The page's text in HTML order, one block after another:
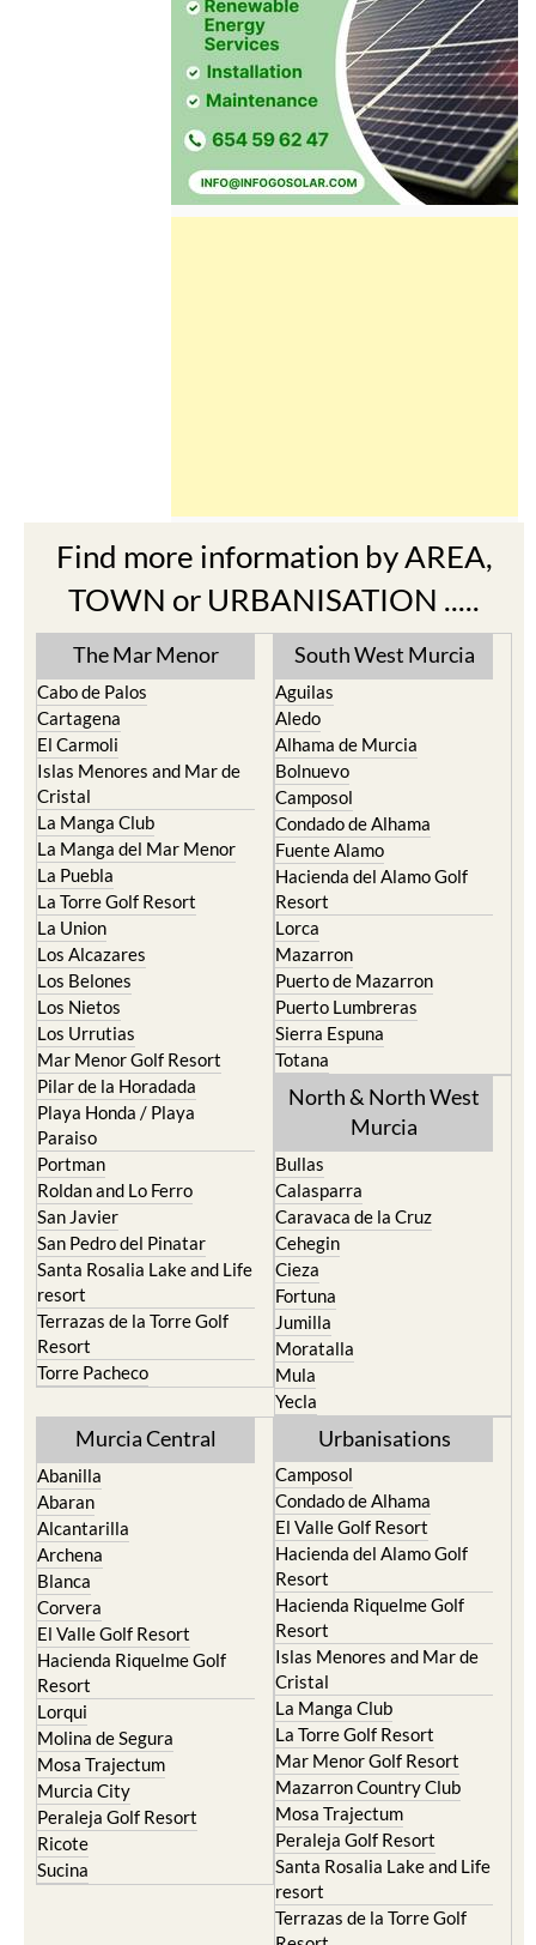
Find more information by AREA,
TOWN or URBANISATION .....
The Mar Menor
Cabo de Palos
Cartagena
El Carmoli
Islas Menores and Mar de
Cristal
La Manga Club
La Manga del Mar Menor
La Puebla
La Torre Golf Resort
La Union
Los Alcazares
Los Belones
Los Nietos
Los Urrutias
Mar Menor Golf Resort
Pilar de la Horadada
Playa Honda / Playa
Paraiso
Portman
Roldan and Lo Ferro
San Javier
San Pedro del Pinatar
Santa Rosalia Lake and Life
resort
Terrazas de la Torre Golf
Resort
Torre Pacheco
South West Murcia
Aguilas
Aledo
Alhama de Murcia
Bolnuevo
Camposol
Condado de Alhama
Fuente Alamo
Hacienda del Alamo Golf
Resort
Lorca
Mazarron
Puerto de Mazarron
Puerto Lumbreras
Sierra Espuna
Totana
North & North West
Bullas
Calasparra
Caravaca de la Cruz
Cehegin
Cieza
Fortuna
Jumilla
Moratalla
Mula
Murcia Central
Abanilla
Abaran
Alcantarilla
Archena
Blanca
Corvera
El Valle Golf Resort
Hacienda Riquelme Golf
Resort
Lorqui
Molina de Segura
Mosa Trajectum
Murcia City
Peraleja Golf Resort
Ricote
Urbanisations
Camposol
Condado de Alhama
El Valle Golf Resort
Hacienda del Alamo Golf
Resort
Hacienda Riquelme Golf
Resort
Islas Menores and Mar de
Cristal
La Manga Club
La Torre Golf Resort
Mar Menor Golf Resort
Mazarron Country Club
Mosa Trajectum
Peraleja Golf Resort
Santa Rosalia Lake and Life
resort